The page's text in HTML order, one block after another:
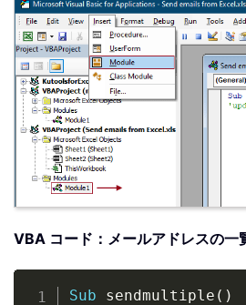
VBA コード：メールアドレスの一
Sub sendmultiple ( )